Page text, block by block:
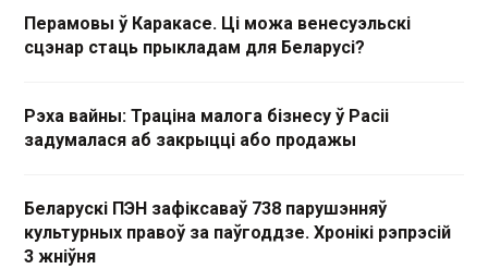
Перамовы ў Каракасе. Ці можа венесуэльскі
сцэнар стаць прыкладам для Беларусі?
Рэха вайны: Траціна малога бізнесу ў Расіі
задумалася аб закрыцці або продажы
Беларускі ПЭН зафіксаваў 738 парушэнняў
культурных правоў за паўгоддзе. Хронікі рэпрэсій
3 жніўня